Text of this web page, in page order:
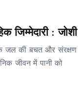
जिम्मेदारी : जोशी
जल की बचत और संरक्षण
जीवन में पानी को